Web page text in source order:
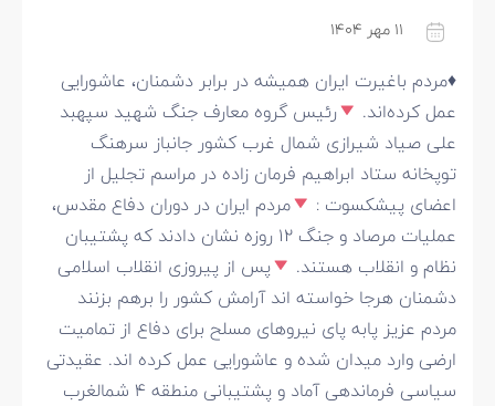
۱۱ مهر ۱۴۰۴
♦️مردم باغیرت ایران همیشه در برابر دشمنان، عاشورایی
عمل کرده‌اند.
رئیس گروه معارف جنگ شهید سپهبد
علی صیاد شیرازی شمال غرب کشور جانباز سرهنگ
توپخانه ستاد ابراهیم فرمان زاده در مراسم تجلیل از
اعضای پیشکسوت :
مردم ایران در دوران دفاع مقدس،
عملیات مرصاد و جنگ 12 روزه نشان دادند که پشتیبان
نظام و انقلاب هستند.
پس از پیروزی انقلاب اسلامی
دشمنان هرجا خواسته اند آرامش کشور را برهم بزنند
مردم عزیز پابه پای نیروهای مسلح برای دفاع از تمامیت
ارضی وارد میدان شده و عاشورایی عمل کرده اند. عقیدتی
سیاسی فرماندهی آماد و پشتیبانی منطقه ۴ شمالغرب